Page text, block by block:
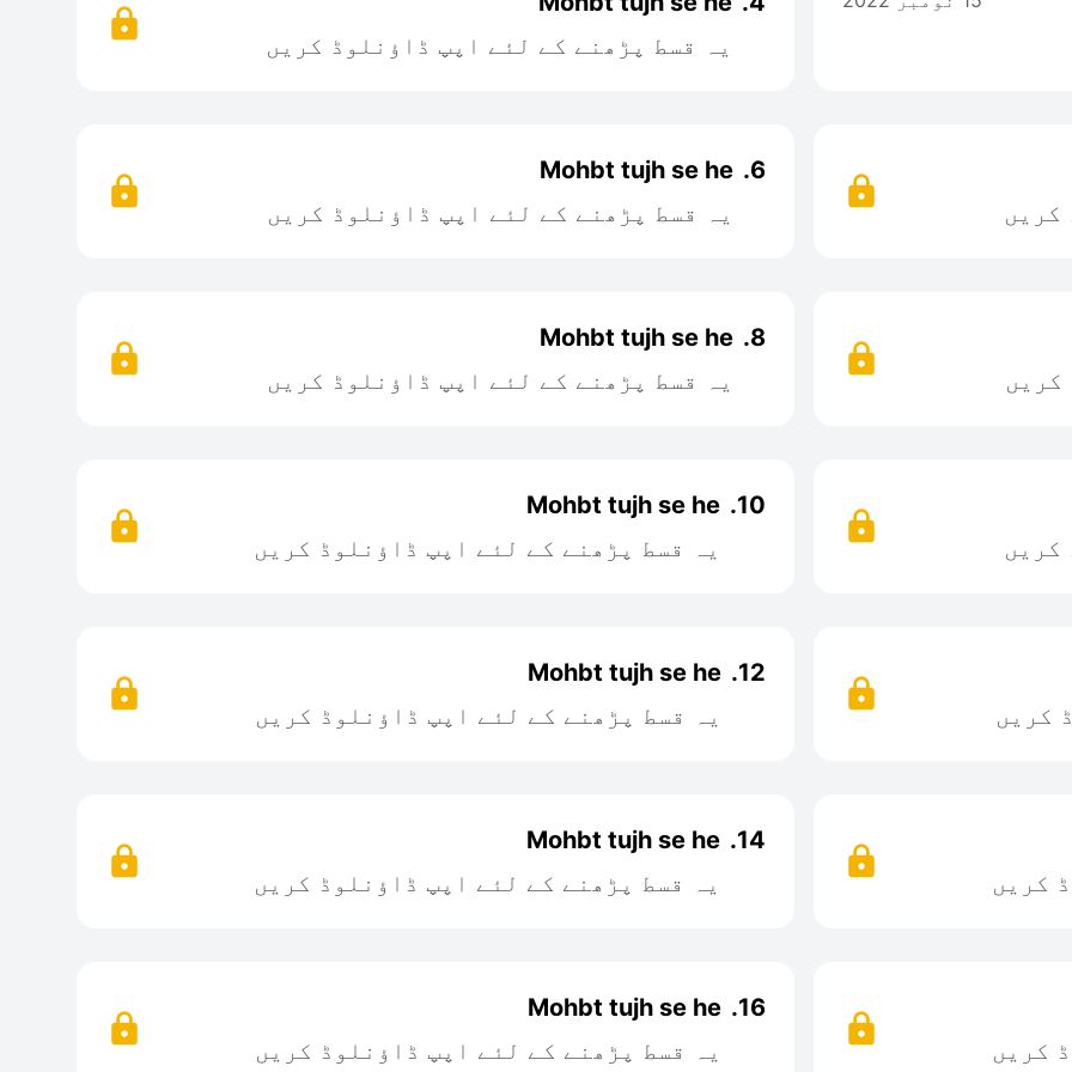
یہ قسط پڑھنے کے لئے اپپ ڈاؤنلوڈ کریں
کریں
6.
Mohbt tujh se he
یہ قسط پڑھنے کے لئے اپپ ڈاؤنلوڈ کریں
کریں
8.
Mohbt tujh se he
یہ قسط پڑھنے کے لئے اپپ ڈاؤنلوڈ کریں
کریں
10.
Mohbt tujh se he
یہ قسط پڑھنے کے لئے اپپ ڈاؤنلوڈ کریں
کریں
12.
Mohbt tujh se he
یہ قسط پڑھنے کے لئے اپپ ڈاؤنلوڈ کریں
کریں
14.
Mohbt tujh se he
یہ قسط پڑھنے کے لئے اپپ ڈاؤنلوڈ کریں
کریں
16.
Mohbt tujh se he
یہ قسط پڑھنے کے لئے اپپ ڈاؤنلوڈ کریں